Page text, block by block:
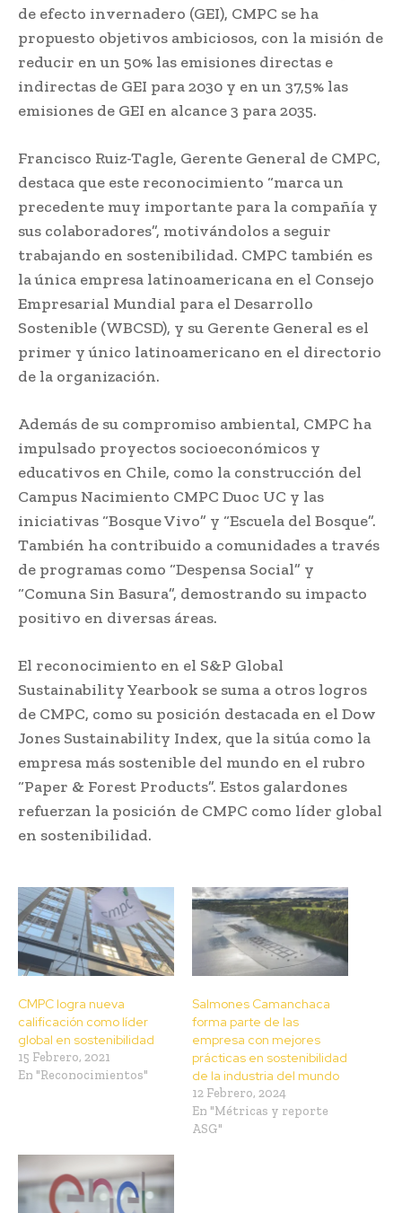
de efecto invernadero (GEI), CMPC se ha
propuesto objetivos ambiciosos, con la misión de
reducir en un 50% las emisiones directas e
indirectas de GEI para 2030 y en un 37,5% las
emisiones de GEI en alcance 3 para 2035.
Francisco Ruiz-Tagle, Gerente General de CMPC,
destaca que este reconocimiento “marca un
precedente muy importante para la compañía y
sus colaboradores”, motivándolos a seguir
trabajando en sostenibilidad. CMPC también es
la única empresa latinoamericana en el Consejo
Empresarial Mundial para el Desarrollo
Sostenible (WBCSD), y su Gerente General es el
primer y único latinoamericano en el directorio
de la organización.
Además de su compromiso ambiental, CMPC ha
impulsado proyectos socioeconómicos y
educativos en Chile, como la construcción del
Campus Nacimiento CMPC Duoc UC y las
iniciativas “Bosque Vivo” y “Escuela del Bosque”.
También ha contribuido a comunidades a través
de programas como “Despensa Social” y
“Comuna Sin Basura”, demostrando su impacto
positivo en diversas áreas.
El reconocimiento en el S&P Global
Sustainability Yearbook se suma a otros logros
de CMPC, como su posición destacada en el Dow
Jones Sustainability Index, que la sitúa como la
empresa más sostenible del mundo en el rubro
“Paper & Forest Products”. Estos galardones
refuerzan la posición de CMPC como líder global
en sostenibilidad.
CMPC logra nueva
calificación como líder
global en sostenibilidad
15 Febrero, 2021
En "Reconocimientos"
Salmones Camanchaca
forma parte de las
empresa con mejores
prácticas en sostenibilidad
de la industria del mundo
12 Febrero, 2024
En "Métricas y reporte
ASG"